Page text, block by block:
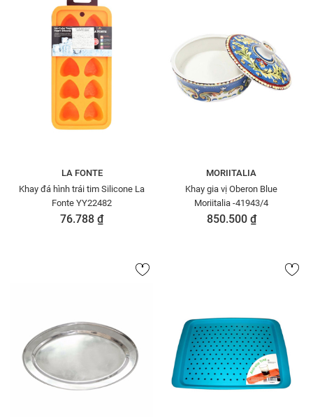
LA FONTE
Khay đá hình trái tim Silicone La
Fonte YY22482
76.788 ₫
MORIITALIA
Khay gia vị Oberon Blue
Moriitalia -41943/4
850.500 ₫